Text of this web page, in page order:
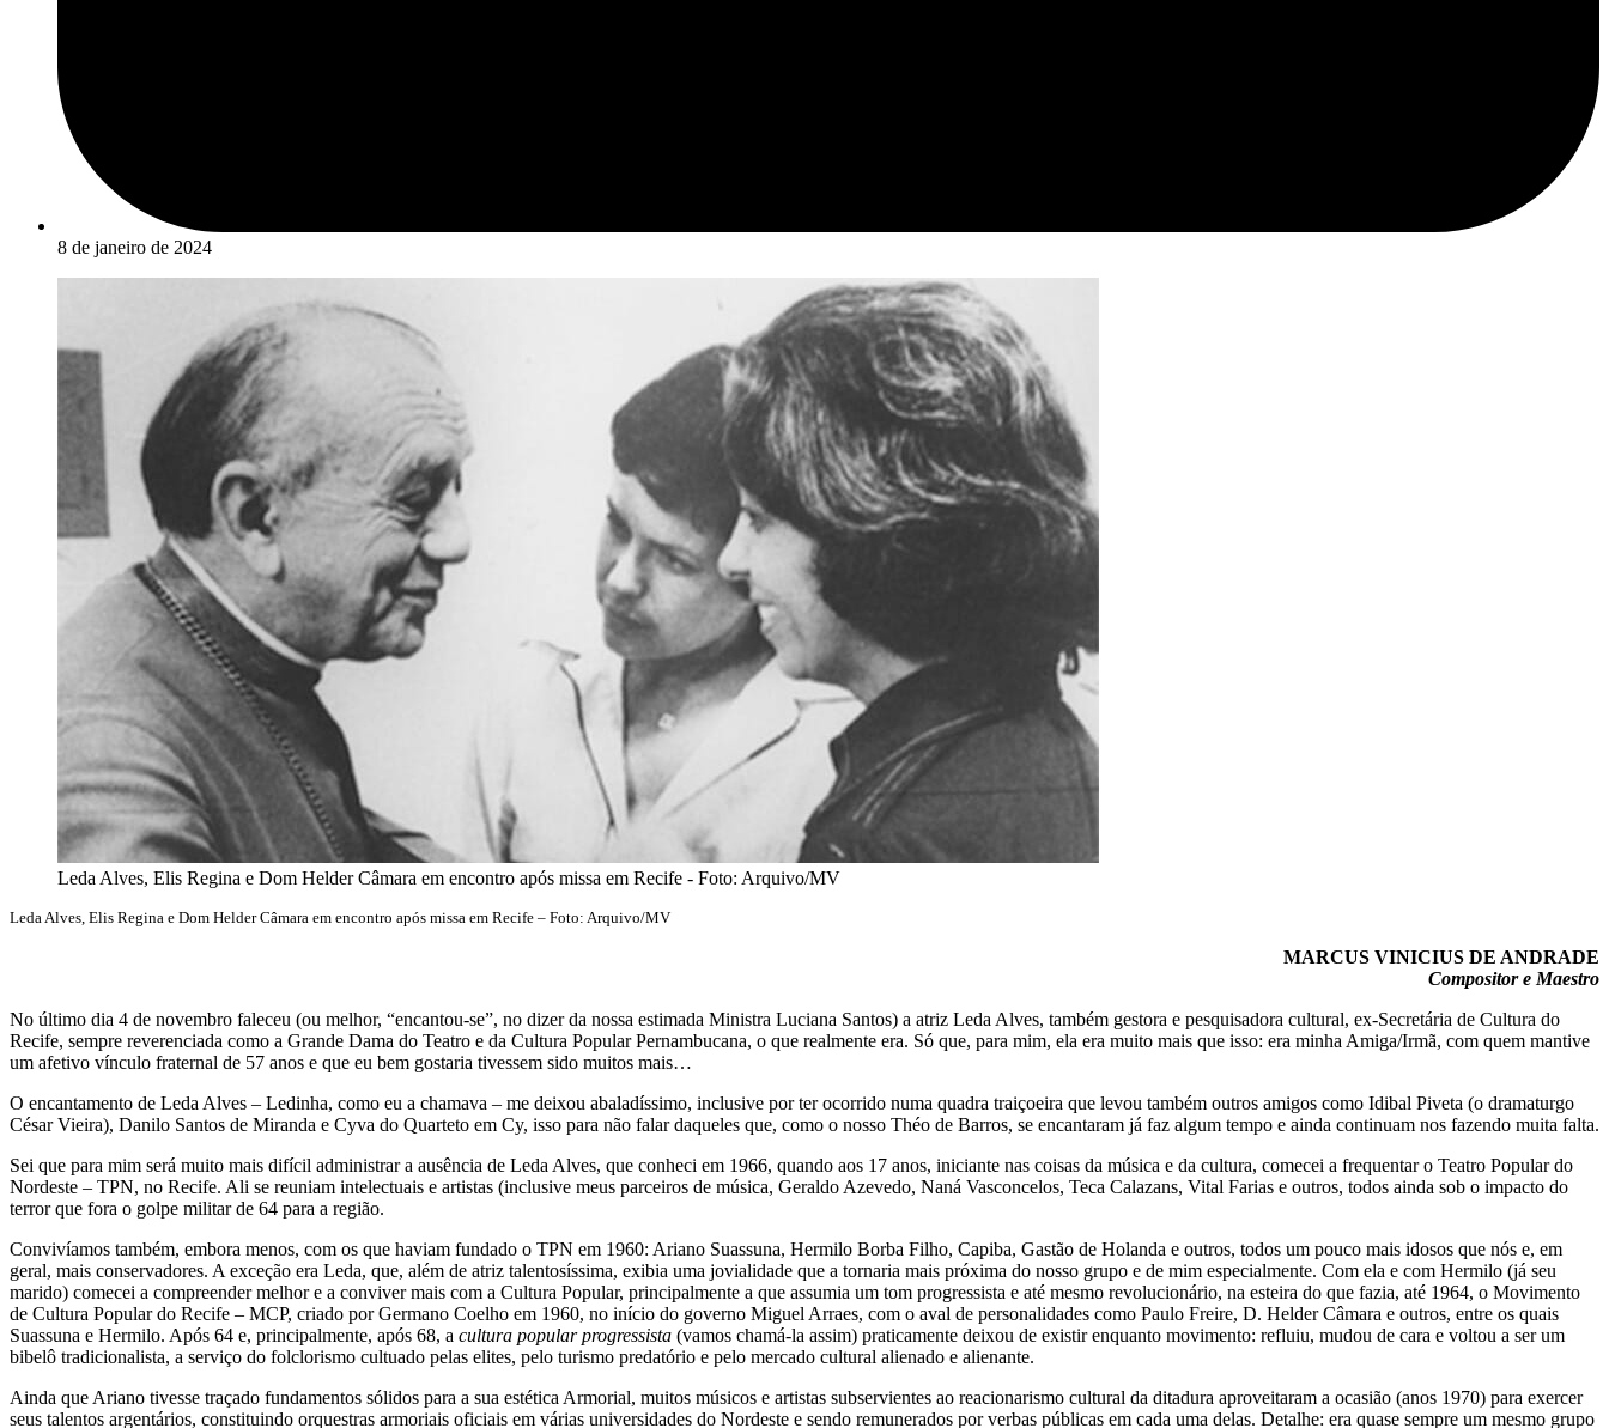
8 de janeiro de 2024
Leda Alves, Elis Regina e Dom Helder Câmara em encontro após missa em Recife - Foto: Arquivo/MV
Leda Alves, Elis Regina e Dom Helder Câmara em encontro após missa em Recife – Foto: Arquivo/MV
MARCUS VINICIUS DE ANDRADE
Compositor e Maestro
No último dia 4 de novembro faleceu (ou melhor, “encantou-se”, no dizer da nossa estimada Ministra Luciana Santos) a atriz Leda Alves, também gestora e pesquisadora cultural, ex-Secretária de Cultura do
Recife, sempre reverenciada como a Grande Dama do Teatro e da Cultura Popular Pernambucana, o que realmente era. Só que, para mim, ela era muito mais que isso: era minha Amiga/Irmã, com quem mantive
um afetivo vínculo fraternal de 57 anos e que eu bem gostaria tivessem sido muitos mais…
O encantamento de Leda Alves – Ledinha, como eu a chamava – me deixou abaladíssimo, inclusive por ter ocorrido numa quadra traiçoeira que levou também outros amigos como Idibal Piveta (o dramaturgo
César Vieira), Danilo Santos de Miranda e Cyva do Quarteto em Cy, isso para não falar daqueles que, como o nosso Théo de Barros, se encantaram já faz algum tempo e ainda continuam nos fazendo muita falta.
Sei que para mim será muito mais difícil administrar a ausência de Leda Alves, que conheci em 1966, quando aos 17 anos, iniciante nas coisas da música e da cultura, comecei a frequentar o Teatro Popular do
Nordeste – TPN, no Recife. Ali se reuniam intelectuais e artistas (inclusive meus parceiros de música, Geraldo Azevedo, Naná Vasconcelos, Teca Calazans, Vital Farias e outros, todos ainda sob o impacto do
terror que fora o golpe militar de 64 para a região.
Convivíamos também, embora menos, com os que haviam fundado o TPN em 1960: Ariano Suassuna, Hermilo Borba Filho, Capiba, Gastão de Holanda e outros, todos um pouco mais idosos que nós e, em
geral, mais conservadores. A exceção era Leda, que, além de atriz talentosíssima, exibia uma jovialidade que a tornaria mais próxima do nosso grupo e de mim especialmente. Com ela e com Hermilo (já seu
marido) comecei a compreender melhor e a conviver mais com a Cultura Popular, principalmente a que assumia um tom progressista e até mesmo revolucionário, na esteira do que fazia, até 1964, o Movimento
de Cultura Popular do Recife – MCP, criado por Germano Coelho em 1960, no início do governo Miguel Arraes, com o aval de personalidades como Paulo Freire, D. Helder Câmara e outros, entre os quais
Suassuna e Hermilo. Após 64 e, principalmente, após 68, a cultura popular progressista (vamos chamá-la assim) praticamente deixou de existir enquanto movimento: refluiu, mudou de cara e voltou a ser um
bibelô tradicionalista, a serviço do folclorismo cultuado pelas elites, pelo turismo predatório e pelo mercado cultural alienado e alienante.
Ainda que Ariano tivesse traçado fundamentos sólidos para a sua estética Armorial, muitos músicos e artistas subservientes ao reacionarismo cultural da ditadura aproveitaram a ocasião (anos 1970) para exercer
seus talentos argentários, constituindo orquestras armoriais oficiais em várias universidades do Nordeste e sendo remunerados por verbas públicas em cada uma delas. Detalhe: era quase sempre um mesmo grupo